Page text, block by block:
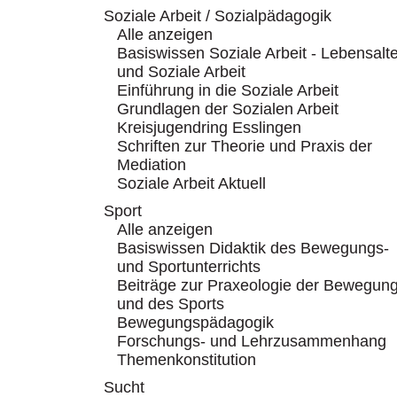
Soziale Arbeit / Sozialpädagogik
Alle anzeigen
Basiswissen Soziale Arbeit -
und Soziale Arbeit
Einführung in die Soziale Arbeit
Grundlagen der Sozialen Arbeit
Kreisjugendring Esslingen
Schriften zur Theorie und Praxis der
Mediation
Soziale Arbeit Aktuell
Sport
Alle anzeigen
Basiswissen Didaktik des Bewegungs-
und Sportunterrichts
Beiträge zur Praxeologie der
und des Sports
Bewegungspädagogik
Forschungs- und Lehrzusammenhang
Themenkonstitution
Sucht